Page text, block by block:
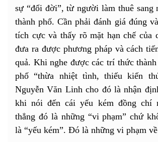
sự “đổi đời”, từ người làm thuê sang
thành phố. Cần phải đánh giá đúng
tích cực và thấy rõ mặt hạn chế của
đưa ra được phương pháp và cách
quả. Khi nghe được các trí thức
phố “thừa nhiệt tình, thiếu kiến
Nguyễn Văn Linh cho đó là nhận
khi nói đến cái yếu kém đồng chí
thẳng đó là những “vi phạm” chứ
là “yếu kém”. Đó là những vi phạm